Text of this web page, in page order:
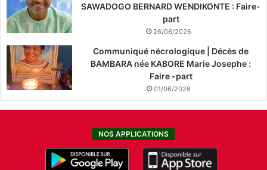
SAWADOGO BERNARD WENDIKONTE : Faire-
part
26/06/2026
Communiqué nécrologique | Décès de
BAMBARA née KABORE Marie Josephe :
Faire -part
01/06/2026
NOS APPLICATIONS